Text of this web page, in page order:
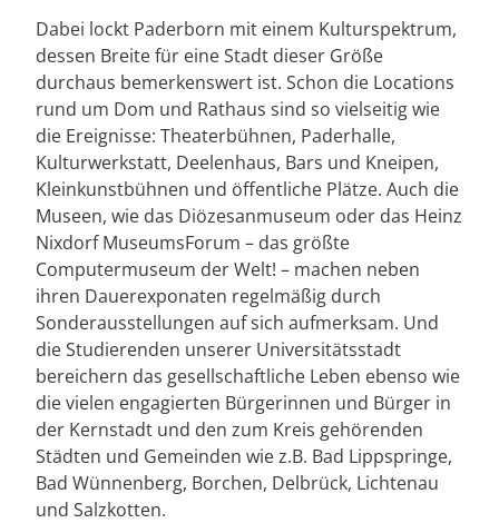
Dabei lockt Paderborn mit einem Kulturspektrum,
dessen Breite für eine Stadt dieser Größe
durchaus bemerkenswert ist. Schon die Locations
rund um Dom und Rathaus sind so vielseitig wie
die Ereignisse: Theaterbühnen, Paderhalle,
Kulturwerkstatt, Deelenhaus, Bars und Kneipen,
Kleinkunstbühnen und öffentliche Plätze. Auch die
Museen, wie das Diözesanmuseum oder das Heinz
Nixdorf MuseumsForum – das größte
Computermuseum der Welt! – machen neben
ihren Dauerexponaten regelmäßig durch
Sonderausstellungen auf sich aufmerksam. Und
die Studierenden unserer Universitätsstadt
bereichern das gesellschaftliche Leben ebenso wie
die vielen engagierten Bürgerinnen und Bürger in
der Kernstadt und den zum Kreis gehörenden
Städten und Gemeinden wie z.B. Bad Lippspringe,
Bad Wünnenberg, Borchen, Delbrück, Lichtenau
und Salzkotten.